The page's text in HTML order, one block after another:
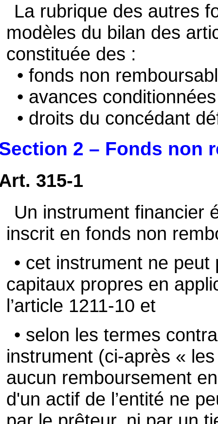
La rubrique des autres
modèles du bilan des
constituée des :
• fonds non
• avances
• droits du concédant
2 – Fonds non
315-1
Un instrument financier
inscrit en fonds non
• cet instrument ne
capitaux propres en
l’article 1211-10 et
• selon les termes
instrument (ci-après «
aucun remboursement
d'un actif de l’entité ne